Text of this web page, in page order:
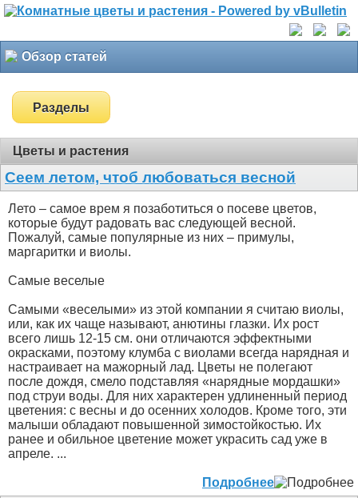
Обзор статей
Разделы
Цветы и растения
Сеем летом, чтоб любоваться весной
Лето – самое врем я позаботиться о посеве цветов,
которые будут радовать вас следующей весной.
Пожалуй, самые популярные из них – примулы,
маргаритки и виолы.
Самые веселые
Самыми «веселыми» из этой компании я считаю виолы,
или, как их чаще называют, анютины глазки. Их рост
всего лишь 12-15 см. они отличаются эффектными
окрасками, поэтому клумба с виолами всегда нарядная и
настраивает на мажорный лад. Цветы не полегают
после дождя, смело подставляя «нарядные мордашки»
под струи воды. Для них характерен удлиненный период
цветения: с весны и до осенних холодов. Кроме того, эти
малыши обладают повышенной зимостойкостью. Их
ранее и обильное цветение может украсить сад уже в
апреле. ...
Подробнее